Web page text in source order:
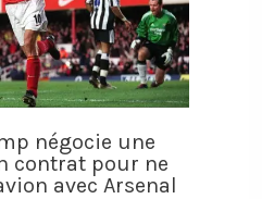
négocie une
contrat pour ne
avec Arsenal